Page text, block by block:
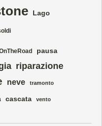
Lago
pausa
riparazione
neve tramonto
cascata vento